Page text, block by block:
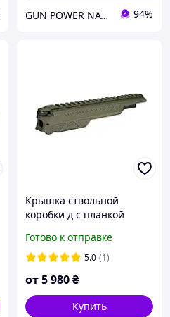
GUN POWER NATION 94%
Крышка ствольной
коробки д с планкой
Церакот (Cerakote - o.d.
green)
Готово к отправке
5.0 (1)
от5 980₴
Купить